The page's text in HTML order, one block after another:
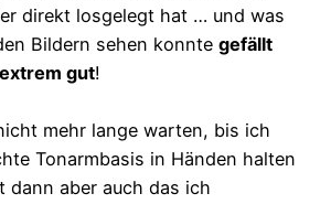
direkt losgelegt hat … und was
Bildern sehen konnte gefällt
gut!
mehr lange warten, bis ich
Tonarmbasis in Händen halten
dann aber auch das ich